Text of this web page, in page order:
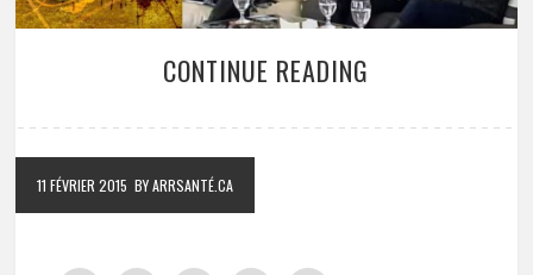
CONTINUE READING
11 FÉVRIER 2015 BY ARRSANTÉ.CA